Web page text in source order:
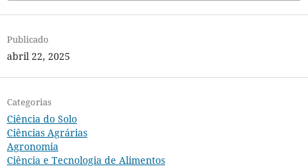
Publicado
abril 22, 2025
Categorias
Ciência do Solo
Ciências Agrárias
Agronomia
Ciência e Tecnologia de Alimentos